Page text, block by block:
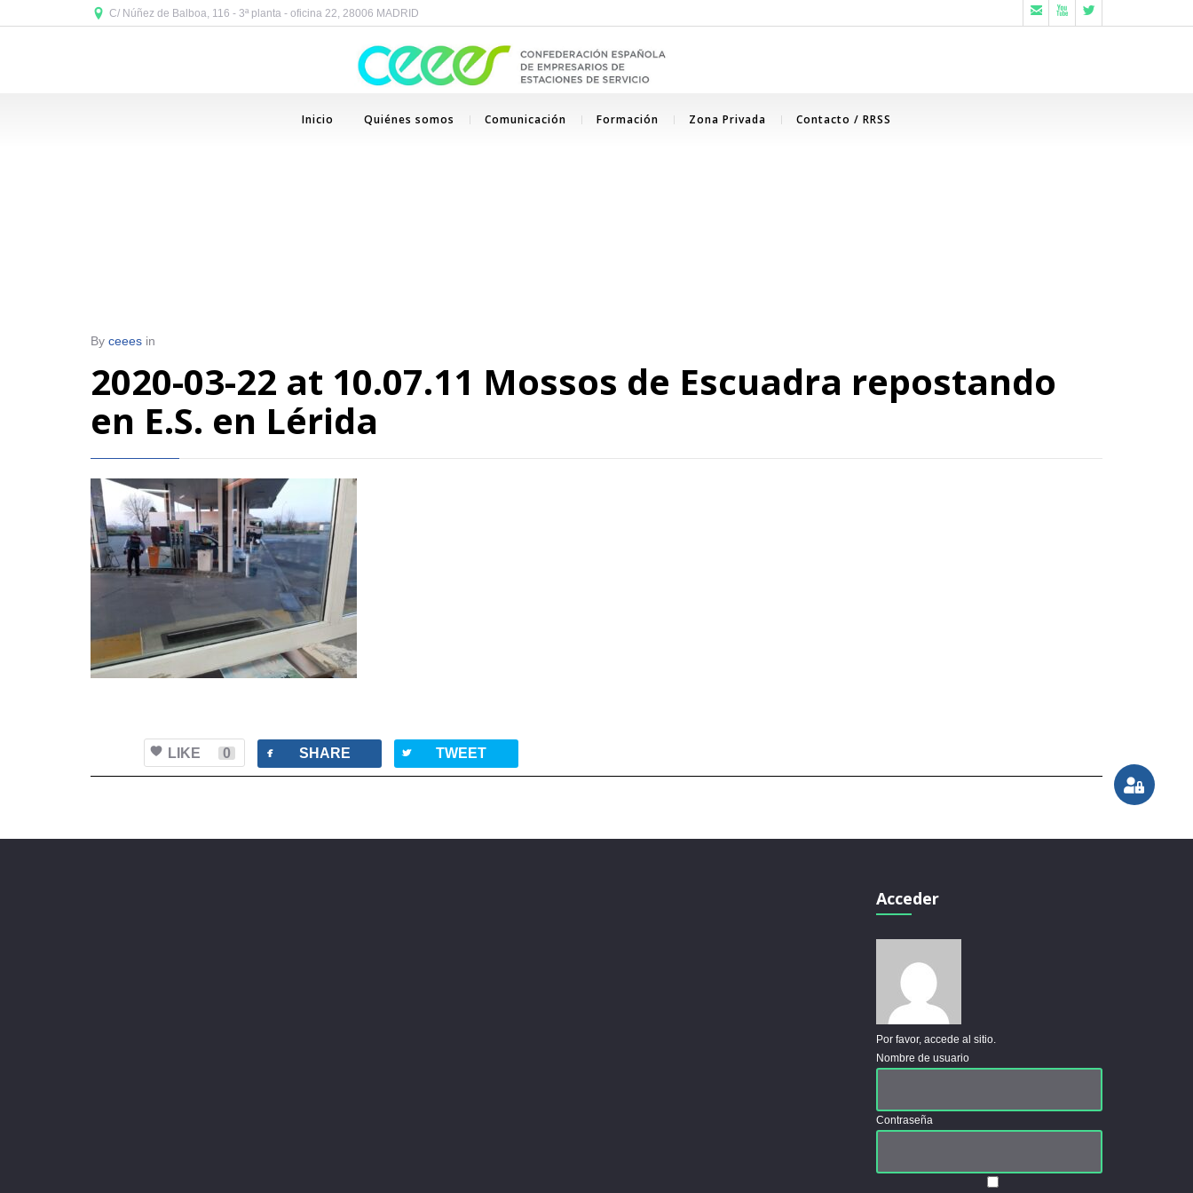
C/ Núñez de Balboa, 116 - 3ª planta - oficina 22, 28006 MADRID   
Inicio Quiénes somos Comunicación Formación Zona Privada Contacto / RRSS
By ceees in
2020-03-22 at 10.07.11 Mossos de Escuadra repostando
en E.S. en Lérida
LIKE 0 facebook SHARE twitterbird TWEET
Acceder
Por favor, accede al sitio.
Nombre de usuario
Contraseña